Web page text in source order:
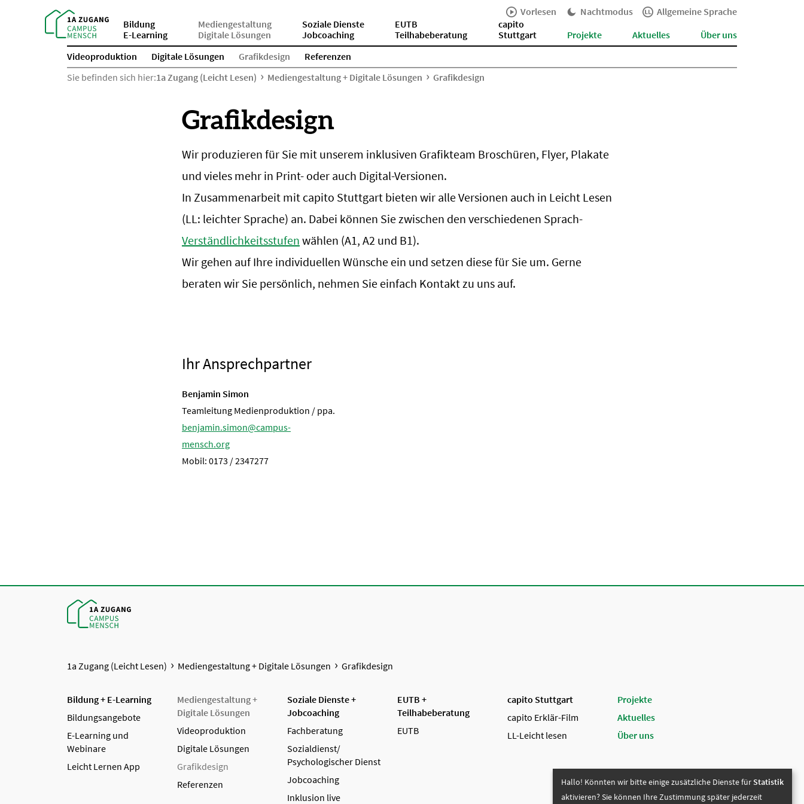
Bildung
E-Learning
Mediengestaltung
Digitale Lösungen
Soziale Dienste
Jobcoaching
EUTB
Teilhabeberatung
capito
Stuttgart
Projekte Aktuelles Über uns
Vorlesen Nachtmodus Allgemeine Sprache
Videoproduktion Digitale Lösungen Grafikdesign
Referenzen
Sie befinden sich hier:1a Zugang (Leicht Lesen) Mediengestaltung + Digitale Lösungen Grafikdesign
Grafikdesign
Wir produzieren für Sie mit unserem inklusiven Grafikteam Broschüren, Flyer, Plakate
und vieles mehr in Print- oder auch Digital-Versionen.
In Zusammenarbeit mit capito Stuttgart bieten wir alle Versionen auch in Leicht Lesen
(LL: leichter Sprache) an. Dabei können Sie zwischen den verschiedenen Sprach-
Verständlichkeitsstufen wählen (A1, A2 und B1).
Wir gehen auf Ihre individuellen Wünsche ein und setzen diese für Sie um. Gerne
beraten wir Sie persönlich, nehmen Sie einfach Kontakt zu uns auf.
Ihr Ansprechpartner
Benjamin Simon
Teamleitung Medienproduktion / ppa.
benjamin.simon@campus-
mensch.org
Mobil: 0173 / 2347277
1a Zugang (Leicht Lesen) Mediengestaltung + Digitale Lösungen Grafikdesign
Bildung + E-Learning
Bildungsangebote
E-Learning und
Webinare
Leicht Lernen App
Mediengestaltung +
Digitale Lösungen
Videoproduktion
Digitale Lösungen
Grafikdesign
Referenzen
Soziale Dienste +
Jobcoaching
Fachberatung
Sozialdienst/
Psychologischer Dienst
Jobcoaching
Inklusion live
EUTB +
Teilhabeberatung
EUTB
capito Stuttgart
capito Erklär-Film
LL-Leicht lesen
Projekte
Aktuelles
Über uns
Hallo! Könnten wir bitte einige zusätzliche Dienste für Statistik
aktivieren? Sie können Ihre Zustimmung später jederzeit